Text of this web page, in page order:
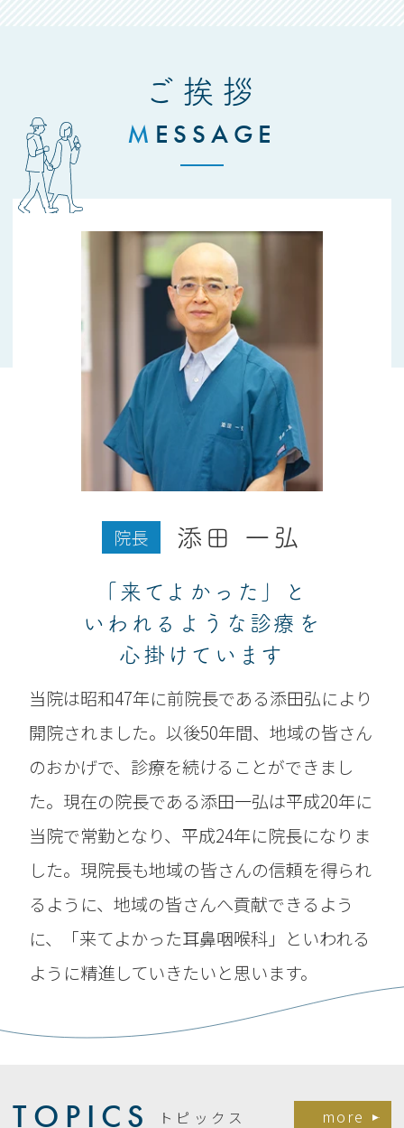
ご挨拶
M ESSAGE
院長 添田 一弘
「来てよかった」と
いわれるような診療を
心掛けています
当院は昭和47年に前院長である添田弘により
開院されました。以後50年間、地域の皆さん
のおかげで、診療を続けることができまし
た。現在の院長である添田一弘は平成20年に
当院で常勤となり、平成24年に院長になりま
した。 現院長も地域の皆さんの信頼を得られ
るように、地域の皆さんへ貢献できるよう
に、「来てよかった耳鼻咽喉科」といわれる
ように精進していきたいと思います。
TOPICS トピックス more